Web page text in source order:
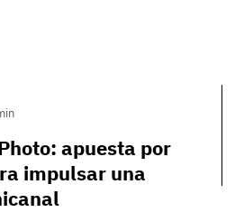
apuesta por
impulsar una